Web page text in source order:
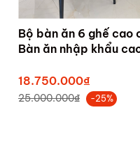
Bộ bàn ăn 6 ghế cao
Bàn ăn nhập khẩu
18.750.000₫
25.000.000₫ -25%